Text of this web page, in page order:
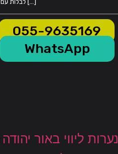
055-9635169
WhatsApp
נערות ליווי באור יהודה